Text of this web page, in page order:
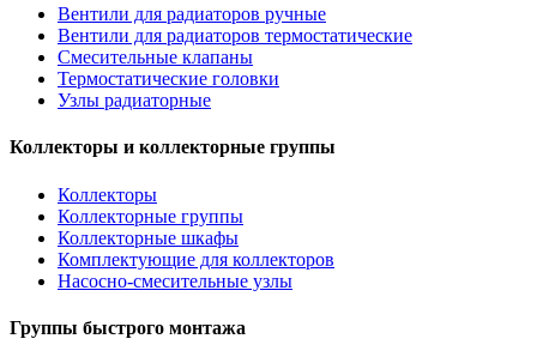
Вентили для радиаторов ручные
Вентили для радиаторов термостатические
Смесительные клапаны
Термостатические головки
Узлы радиаторные
Коллекторы и коллекторные группы
Коллекторы
Коллекторные группы
Коллекторные шкафы
Комплектующие для коллекторов
Насосно-смесительные узлы
Группы быстрого монтажа